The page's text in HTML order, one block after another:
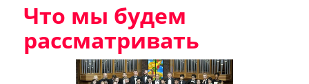
Что мы будем
рассматривать